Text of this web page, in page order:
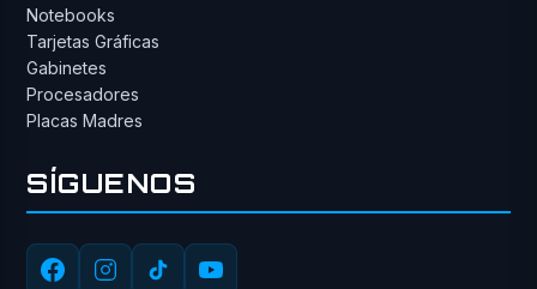
Notebooks
Tarjetas Gráficas
Gabinetes
Procesadores
Placas Madres
SÍGUENOS